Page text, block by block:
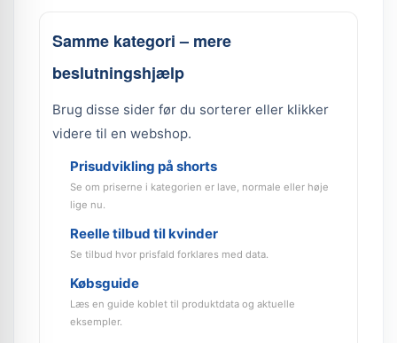
Samme kategori – mere
beslutningshjælp
Brug disse sider før du sorterer eller klikker
videre til en webshop.
Prisudvikling på shorts
Se om priserne i kategorien er lave, normale eller høje
lige nu.
Reelle tilbud til kvinder
Se tilbud hvor prisfald forklares med data.
Købsguide
Læs en guide koblet til produktdata og aktuelle
eksempler.